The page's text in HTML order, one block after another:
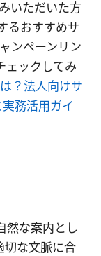
いただいた方
るおすすめサ
ンペーンリン
ェックしてみ
？法人向けサ
務活用ガイ
然な案内とし
切な文脈に合